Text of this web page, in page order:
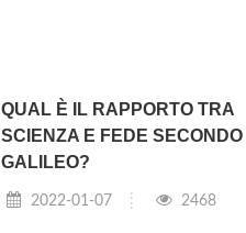
QUAL È IL RAPPORTO TRA
SCIENZA E FEDE SECONDO
GALILEO?
2022-01-07 2468